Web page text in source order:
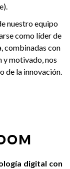
nuestro equipo
como líder de
combinadas con
y motivado, nos
de la innovación.
digital con